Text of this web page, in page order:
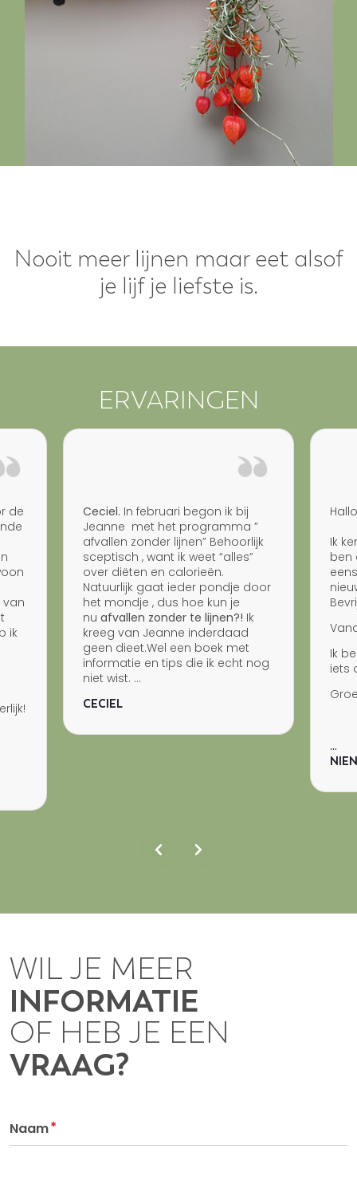
Nooit meer lijnen maar eet alsof
je lijf je liefste is.
ERVARINGEN
de
van
ik
Ceciel. In februari begon ik bij
Jeanne met het programma ”
afvallen zonder lijnen” Behoorlijk
sceptisch , want ik weet “alles”
over diëten en calorieën.
Natuurlijk gaat ieder pondje door
het mondje , dus hoe kun je
nu afvallen zonder te lijnen?! Ik
kreeg van Jeanne inderdaad
geen dieet.Wel een boek met
informatie en tips die ik echt nog
niet wist. ...
CECIEL
Ik
ben
Ik
iets
...
WIL JE MEER
INFORMATIE
OF HEB JE EEN
VRAAG?
Naam*